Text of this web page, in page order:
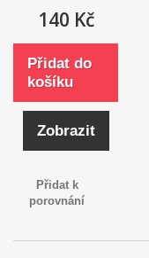
140 Kč
Přidat do
košíku
Zobrazit
Přidat k
porovnání